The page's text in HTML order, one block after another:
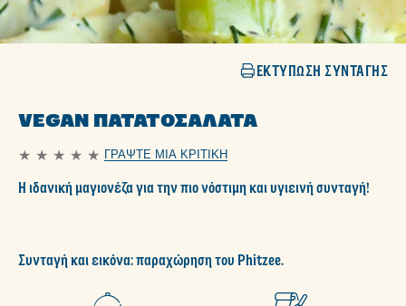
ΕΚΤΎΠΩΣΗ ΣΥΝΤΑΓΉΣ
VEGAN ΠΑΤΑΤΟΣΑΛΆΤΑ
Δεν
αξιολογήσεις
ΓΡΆΨΤΕ ΜΙΑ ΚΡΙΤΙΚΉ
Η ιδανική μαγιονέζα για την πιο νόστιμη και υγιεινή συνταγή!
Συνταγή και εικόνα: παραχώρηση του Phitzee.